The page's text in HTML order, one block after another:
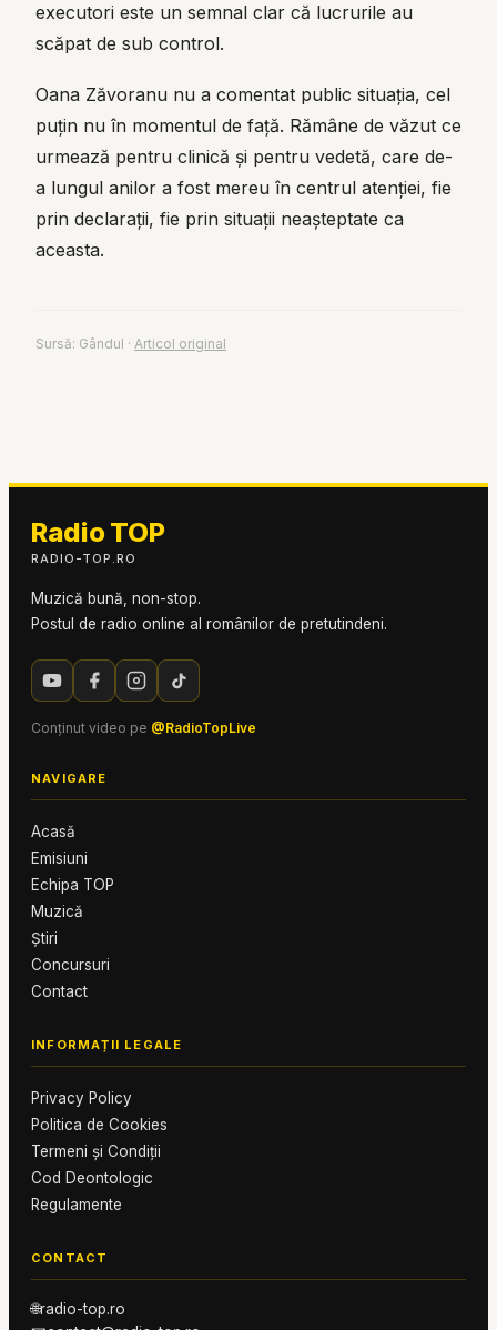
executori este un semnal clar că lucrurile au
scăpat de sub control.
Oana Zăvoranu nu a comentat public situația, cel
puțin nu în momentul de față. Rămâne de văzut ce
urmează pentru clinică și pentru vedetă, care de-
a lungul anilor a fost mereu în centrul atenției, fie
prin declarații, fie prin situații neașteptate ca
aceasta.
Sursă: Gândul · Articol original
Radio TOP
RADIO-TOP.RO
Muzică bună, non-stop.
Postul de radio online al românilor de pretutindeni.
Conținut video pe @RadioTopLive
NAVIGARE
Acasă
Emisiuni
Echipa TOP
Muzică
Știri
Concursuri
Contact
INFORMAȚII LEGALE
Privacy Policy
Politica de Cookies
Termeni și Condiții
Cod Deontologic
Regulamente
CONTACT
🌐radio-top.ro